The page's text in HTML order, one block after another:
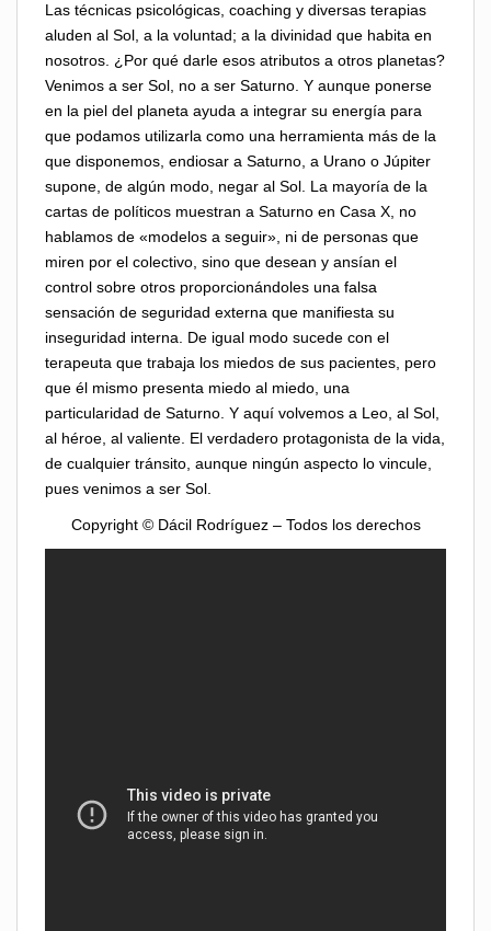
Las técnicas psicológicas, coaching y diversas terapias
aluden al Sol, a la voluntad; a la divinidad que habita en
nosotros. ¿Por qué darle esos atributos a otros planetas?
Venimos a ser Sol, no a ser Saturno. Y aunque ponerse
en la piel del planeta ayuda a integrar su energía para
que podamos utilizarla como una herramienta más de la
que disponemos, endiosar a Saturno, a Urano o Júpiter
supone, de algún modo, negar al Sol. La mayoría de la
cartas de políticos muestran a Saturno en Casa X, no
hablamos de «modelos a seguir», ni de personas que
miren por el colectivo, sino que desean y ansían el
control sobre otros proporcionándoles una falsa
sensación de seguridad externa que manifiesta su
inseguridad interna. De igual modo sucede con el
terapeuta que trabaja los miedos de sus pacientes, pero
que él mismo presenta miedo al miedo, una
particularidad de Saturno. Y aquí volvemos a Leo, al Sol,
al héroe, al valiente. El verdadero protagonista de la vida,
de cualquier tránsito, aunque ningún aspecto lo vincule,
pues venimos a ser Sol.
Copyright © Dácil Rodríguez – Todos los derechos